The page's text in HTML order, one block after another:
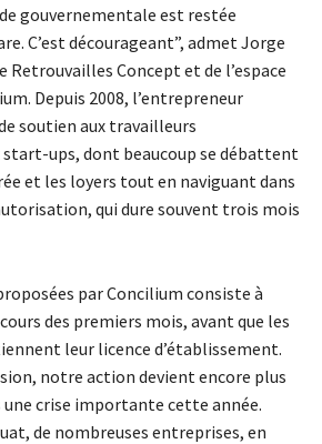
gouvernementale est restée
C’est décourageant”, admet Jorge
Retrouvailles Concept et de l’espace
Depuis 2008, l’entrepreneur
soutien aux travailleurs
start-ups, dont beaucoup se débattent
et les loyers tout en naviguant dans
qui dure souvent trois mois
par Concilium consiste à
des premiers mois, avant que les
leur licence d’établissement.
notre action devient encore plus
crise importante cette année.
de nombreuses entreprises, en